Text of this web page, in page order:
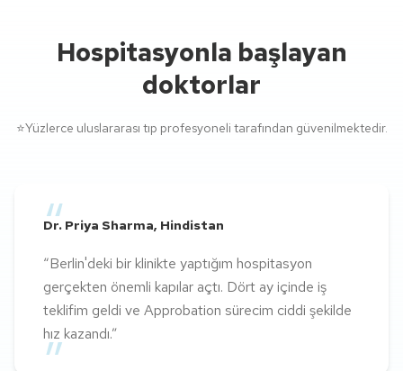
Hospitasyonla başlayan
doktorlar
⭐Yüzlerce uluslararası tıp profesyoneli tarafından güvenilmektedir.
“
Dr. Priya Sharma, Hindistan
“Berlin'deki bir klinikte yaptığım hospitasyon
gerçekten önemli kapılar açtı. Dört ay içinde iş
teklifim geldi ve Approbation sürecim ciddi şekilde
hız kazandı.”
“